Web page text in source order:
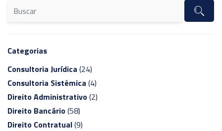
Categorias
Consultoria Jurídica (24)
Consultoria Sistêmica (4)
Direito Administrativo(2)
Direito Bancário(58)
Direito Contratual(9)